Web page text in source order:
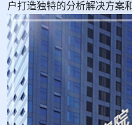
户打造独特的分析解决方案